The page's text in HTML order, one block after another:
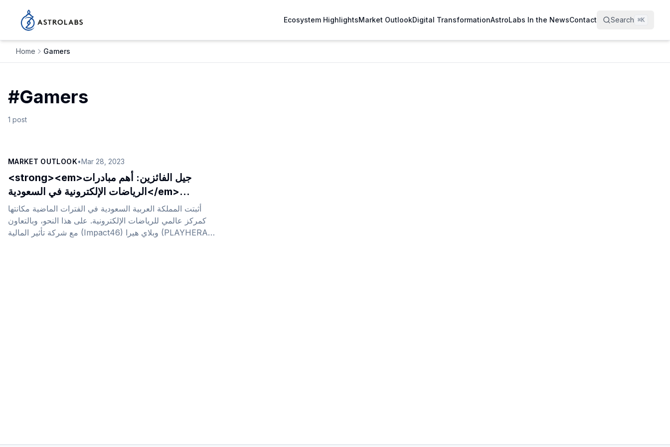
Ecosystem HighlightsMarket OutlookDigital TransformationAstroLabs In the NewsContact Search ⌘K
Home Gamers
#Gamers
1 post
MARKET OUTLOOK•Mar 28, 2023
<strong><em>جيل الفائزين: أهم مبادرات
الرياضات الإلكترونية في السعودية</em>
</strong>
أثبتت المملكة العربية السعودية في الفترات الماضية مكانتها
كمركز عالمي للرياضات الإلكترونية. على هذا النحو، وبالتعاون
مع شركة تأثير المالية (Impact46) وبلاي هيرا (PLAYHERA)،